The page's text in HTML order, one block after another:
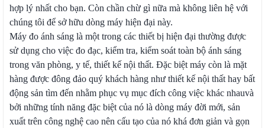
hợp lý nhất cho bạn. Còn chần chừ gì nữa mà không liên hệ với
chúng tôi để sở hữu dòng máy hiện đại này.
Máy đo ánh sáng là một trong các thiết bị hiện đại thường được
sử dụng cho việc đo đạc, kiểm tra, kiểm soát toàn bộ ánh sáng
trong văn phòng, y tế, thiết kế nội thất. Đặc biệt máy còn là mặt
hàng được đông đảo quý khách hàng như thiết kế nội thất hay bất
động sản tìm đến nhằm phục vụ mục đích công việc khác nhauvà
bởi những tính năng đặc biệt của nó là dòng máy đời mới, sản
xuất trên công nghệ cao nên cấu tạo của nó khá đơn giản và gọn